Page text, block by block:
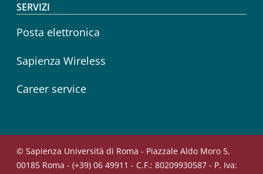
SERVIZI
Posta elettronica
Sapienza Wireless
Career service
© Sapienza Università di Roma - Piazzale Aldo Moro 5,
00185 Roma - (+39) 06 49911 - C.F.: 80209930587 - P. Iva: